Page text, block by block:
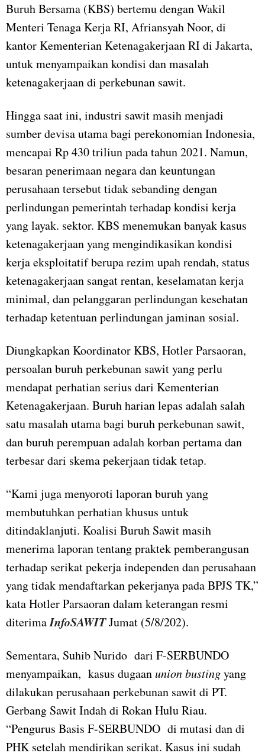
Buruh Bersama (KBS) bertemu dengan Wakil
Menteri Tenaga Kerja RI, Afriansyah Noor, di
kantor Kementerian Ketenagakerjaan RI di Jakarta,
untuk menyampaikan kondisi dan masalah
ketenagakerjaan di perkebunan sawit.
Hingga saat ini, industri sawit masih menjadi
sumber devisa utama bagi perekonomian Indonesia,
mencapai Rp 430 triliun pada tahun 2021. Namun,
besaran penerimaan negara dan keuntungan
perusahaan tersebut tidak sebanding dengan
perlindungan pemerintah terhadap kondisi kerja
yang layak. sektor. KBS menemukan banyak kasus
ketenagakerjaan yang mengindikasikan kondisi
kerja eksploitatif berupa rezim upah rendah, status
ketenagakerjaan sangat rentan, keselamatan kerja
minimal, dan pelanggaran perlindungan kesehatan
terhadap ketentuan perlindungan jaminan sosial.
Diungkapkan Koordinator KBS, Hotler Parsaoran,
persoalan buruh perkebunan sawit yang perlu
mendapat perhatian serius dari Kementerian
Ketenagakerjaan. Buruh harian lepas adalah salah
satu masalah utama bagi buruh perkebunan sawit,
dan buruh perempuan adalah korban pertama dan
terbesar dari skema pekerjaan tidak tetap.
“Kami juga menyoroti laporan buruh yang
membutuhkan perhatian khusus untuk
ditindaklanjuti. Koalisi Buruh Sawit masih
menerima laporan tentang praktek pemberangusan
terhadap serikat pekerja independen dan perusahaan
yang tidak mendaftarkan pekerjanya pada BPJS TK,”
kata Hotler Parsaoran dalam keterangan resmi
diterimaInfoSAWITJumat (5/8/202).
Sementara, Suhib Nurido dari F-SERBUNDO
menyampaikan, kasus dugaanunion bustingyang
dilakukan perusahaan perkebunan sawit di PT.
Gerbang Sawit Indah di Rokan Hulu Riau.
“Pengurus Basis F-SERBUNDO di mutasi dan di
PHK setelah mendirikan serikat. Kasus ini sudah